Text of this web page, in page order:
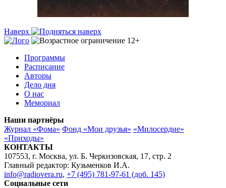
Наверх
Программы
Расписание
Авторы
Дело дня
О нас
Мемориал
Наши партнёры
Журнал «Фома» Фонд «Мои друзья» «Милосердие»
«Приходы»
КОНТАКТЫ
107553, г. Москва, ул. Б. Черкизовская, 17, стр. 2
Главный редактор: Кузьменков И.А.
info@radiovera.ru, +7 (495) 781-97-61 (доб. 145)
Социальные сети